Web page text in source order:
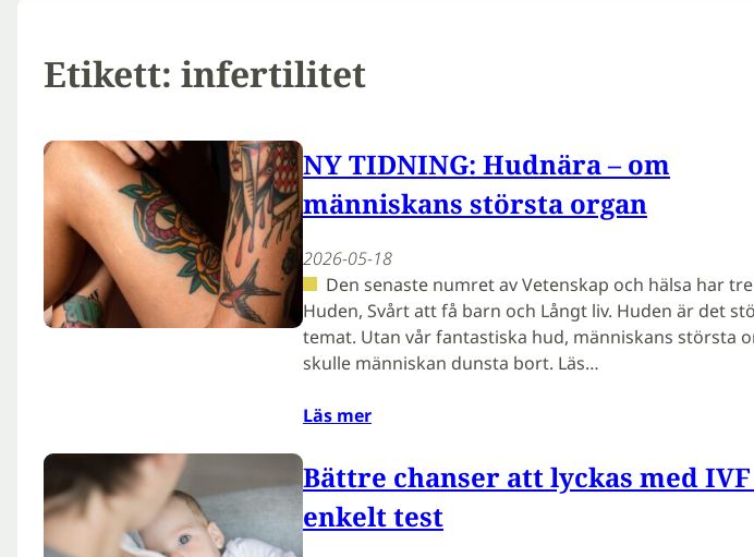
Etikett: infertilitet
NY TIDNING: Hudnära – om
människans största organ
2026-05-18
Den senaste numret av Vetenskap och hälsa har
Huden, Svårt att få barn och Långt liv. Huden är det
temat. Utan vår fantastiska hud, människans största
skulle människan dunsta bort. Läs…
Läs mer
Bättre chanser att lyckas med
enkelt test